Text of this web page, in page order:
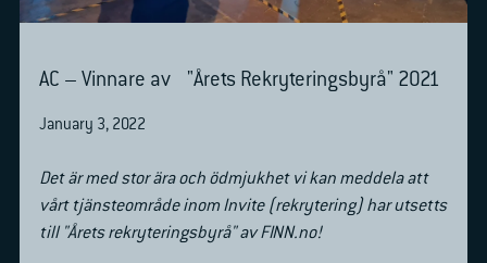
AC – Vinnare av "Årets Rekryteringsbyrå" 2021
January 3, 2022
Det är med stor ära och ödmjukhet vi kan meddela att
vårt tjänsteområde inom Invite (rekrytering) har utsetts
till "Årets rekryteringsbyrå" av FINN.no!